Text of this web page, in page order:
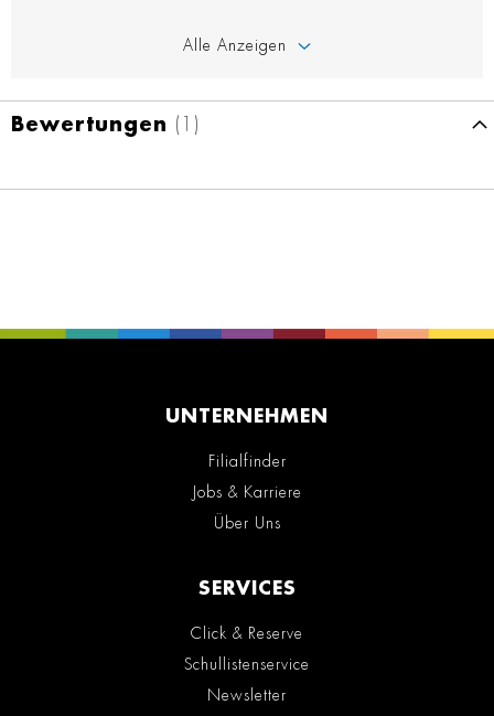
Alle Anzeigen
Bewertungen
UNTERNEHMEN
Filialfinder
Jobs & Karriere
Über Uns
SERVICES
Click & Reserve
Schullistenservice
Newsletter